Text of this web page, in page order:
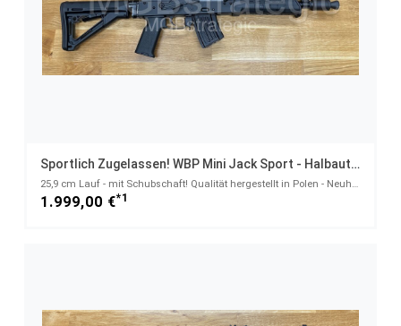
Sportlich Zugelassen! WBP Mini Jack Sport - Halbautom. Büchse 7,62x39
25,9 cm Lauf - mit Schubschaft! Qualität hergestellt in Polen - Neuheit! - System AKM AK47 AK74 Mini
1.999,00 €*1